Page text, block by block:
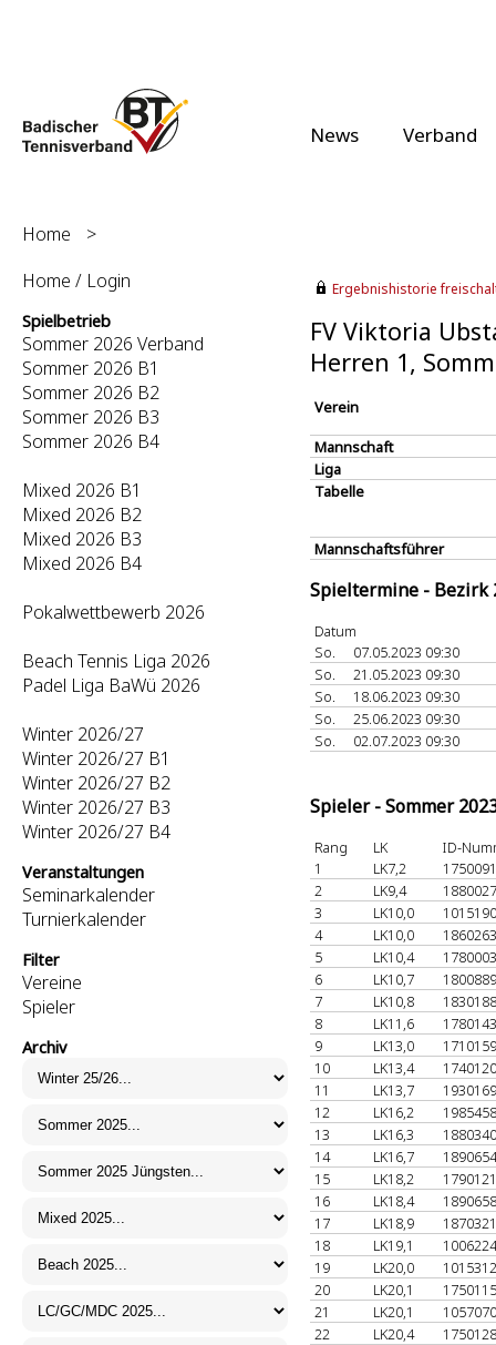
News Verband
Home
>
Home / Login
Spielbetrieb
Sommer 2026 Verband
Sommer 2026 B1
Sommer 2026 B2
Sommer 2026 B3
Sommer 2026 B4
Mixed 2026 B1
Mixed 2026 B2
Mixed 2026 B3
Mixed 2026 B4
Pokalwettbewerb 2026
Beach Tennis Liga 2026
Padel Liga BaWü 2026
Winter 2026/27
Winter 2026/27 B1
Winter 2026/27 B2
Winter 2026/27 B3
Winter 2026/27 B4
Veranstaltungen
Seminarkalender
Turnierkalender
Filter
Vereine
Spieler
Archiv
Ergebnishistorie
FV Viktoria
Herren 1,
Verein
Mannschaft
Liga
Tabelle
Mannschaftsführer
Spieltermine - Bezirk
Datum
So.
07.05.2023 09:30
So.
21.05.2023 09:30
So.
18.06.2023 09:30
So.
25.06.2023 09:30
So.
02.07.2023 09:30
Spieler - Sommer
Rang LK
ID-
1
LK7,2
2
LK9,4
3
LK10,0
4
LK10,0
5
LK10,4
6
LK10,7
7
LK10,8
8
LK11,6
9
LK13,0
10
LK13,4
11
LK13,7
12
LK16,2
13
LK16,3
14
LK16,7
15
LK18,2
16
LK18,4
17
LK18,9
18
LK19,1
19
LK20,0
20
LK20,1
21
LK20,1
22
LK20,4